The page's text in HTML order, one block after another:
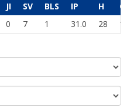
JI SV BLS IP H
0 7 1 31.0 28